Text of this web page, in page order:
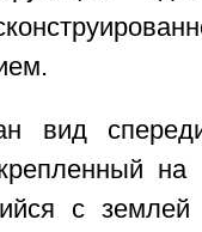
вид
с